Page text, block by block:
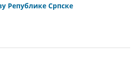
Републике Српске